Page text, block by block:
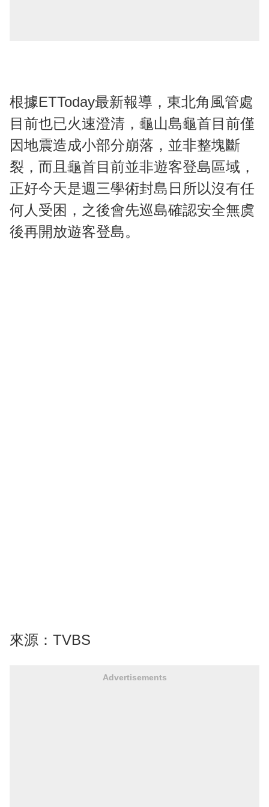
根據ETToday最新報導，東北角風管處
目前也已火速澄清，龜山島龜首目前僅
因地震造成小部分崩落，並非整塊斷
裂，而且龜首目前並非遊客登島區域，
正好今天是週三學術封島日所以沒有任
何人受困，之後會先巡島確認安全無虞
後再開放遊客登島。
來源：TVBS
Advertisements